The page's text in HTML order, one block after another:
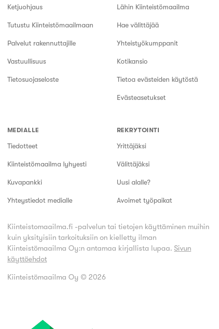
Ketjuohjaus
Tutustu Kiinteistömaailmaan
Palvelut rakennuttajille
Vastuullisuus
Tietosuojaseloste
Lähin Kiinteistömaailma
Hae välittäjää
Yhteistyökumppanit
Kotikansio
Tietoa evästeiden käytöstä
Evästeasetukset
MEDIALLE
Tiedotteet
Kiinteistömaailma lyhyesti
Kuvapankki
Yhteystiedot medialle
REKRYTOINTI
Yrittäjäksi
Välittäjäksi
Uusi alalle?
Avoimet työpaikat
Kiinteistomaailma.fi -palvelun tai tietojen käyttäminen muihin
kuin yksityisiin tarkoituksiin on kielletty ilman
Kiinteistömaailma Oy:n antamaa kirjallista lupaa. Sivun
käyttöehdot
Kiinteistömaailma Oy © 2026